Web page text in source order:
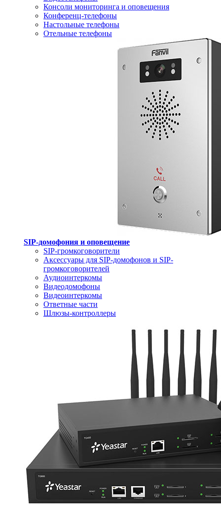
Консоли мониторинга и оповещения
Конференц-телефоны
Настольные телефоны
Отельные телефоны
SIP-домофония и оповещение
SIP-громкоговорители
Аксессуары для SIP-домофонов и SIP-
громкоговорителей
Аудиоинтеркомы
Видеодомофоны
Видеоинтеркомы
Ответные части
Шлюзы-контроллеры